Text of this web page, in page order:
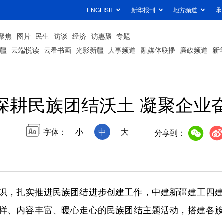
ENGLISH 新华报刊 地方频道
焦 图片 民生 访谈 经济 访惠聚 专题
云端悦读 云看书画 光影新疆 人事频道 融媒体联播 廉政频道 新
耕民族团结沃土 凝聚企业
字体： 小 中 大 分享到：
实推进民族团结进步创建工作，中建新疆建工四
、内容丰富、暖心走心的民族团结主题活动，搭建各